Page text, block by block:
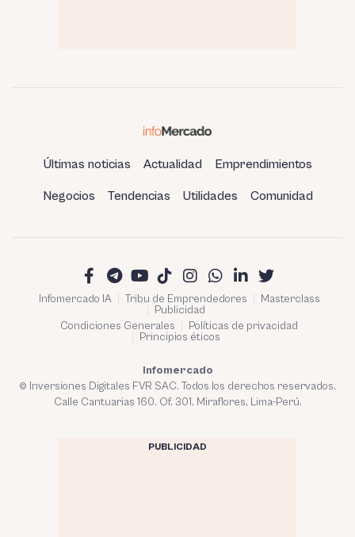
Últimas noticias Actualidad Emprendimientos
Negocios Tendencias Utilidades Comunidad
Infomercado IA Tribu de Emprendedores
Masterclass
Publicidad
Condiciones Generales
Políticas de privacidad
Principios éticos
Infomercado
© Inversiones Digitales FVR SAC. Todos los derechos reservados.
Calle Cantuarias 160. Of. 301. Miraflores, Lima-Perú.
PUBLICIDAD